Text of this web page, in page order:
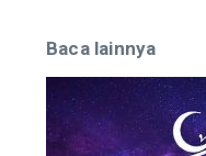
Baca lainnya